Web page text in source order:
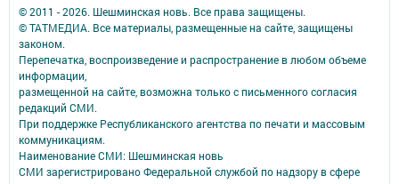
© 2011 - 2026. Шешминская новь. Все права защищены.
© ТАТМЕДИА. Все материалы, размещенные на сайте, защищены
законом.
Перепечатка, воспроизведение и распространение в любом объеме
информации,
размещенной на сайте, возможна только с письменного согласия
редакций СМИ.
При поддержке Республиканского агентства по печати и массовым
коммуникациям.
Наименование СМИ: Шешминская новь
СМИ зарегистрировано Федеральной службой по надзору в сфере